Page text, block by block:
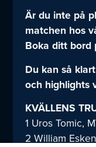
Är du inte på
matchen hos
Boka ditt bord
Du kan så
och highlights
KVÄLLENS
1 Uros Tomic,
2 William